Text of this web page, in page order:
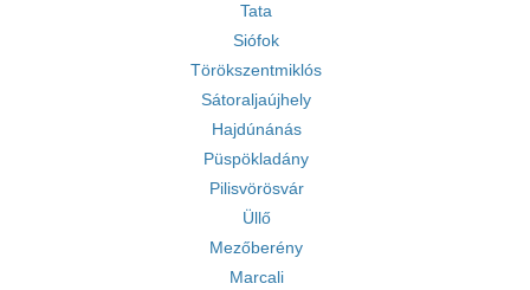
Tata
Siófok
Törökszentmiklós
Sátoraljaújhely
Hajdúnánás
Püspökladány
Pilisvörösvár
Üllő
Mezőberény
Marcali